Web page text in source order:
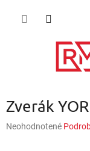
Zverák
Priemerné
Neohodnotené